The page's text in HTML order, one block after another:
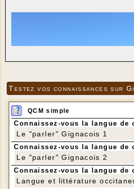
Arrivée au Mont
---
Testez vos connaissances sur
QCM simple
Connaissez-vous la langue de
Le "parler" Gignacois 1
Connaissez-vous la langue de
Le "parler" Gignacois 2
Connaissez-vous la langue de
Langue et littérature